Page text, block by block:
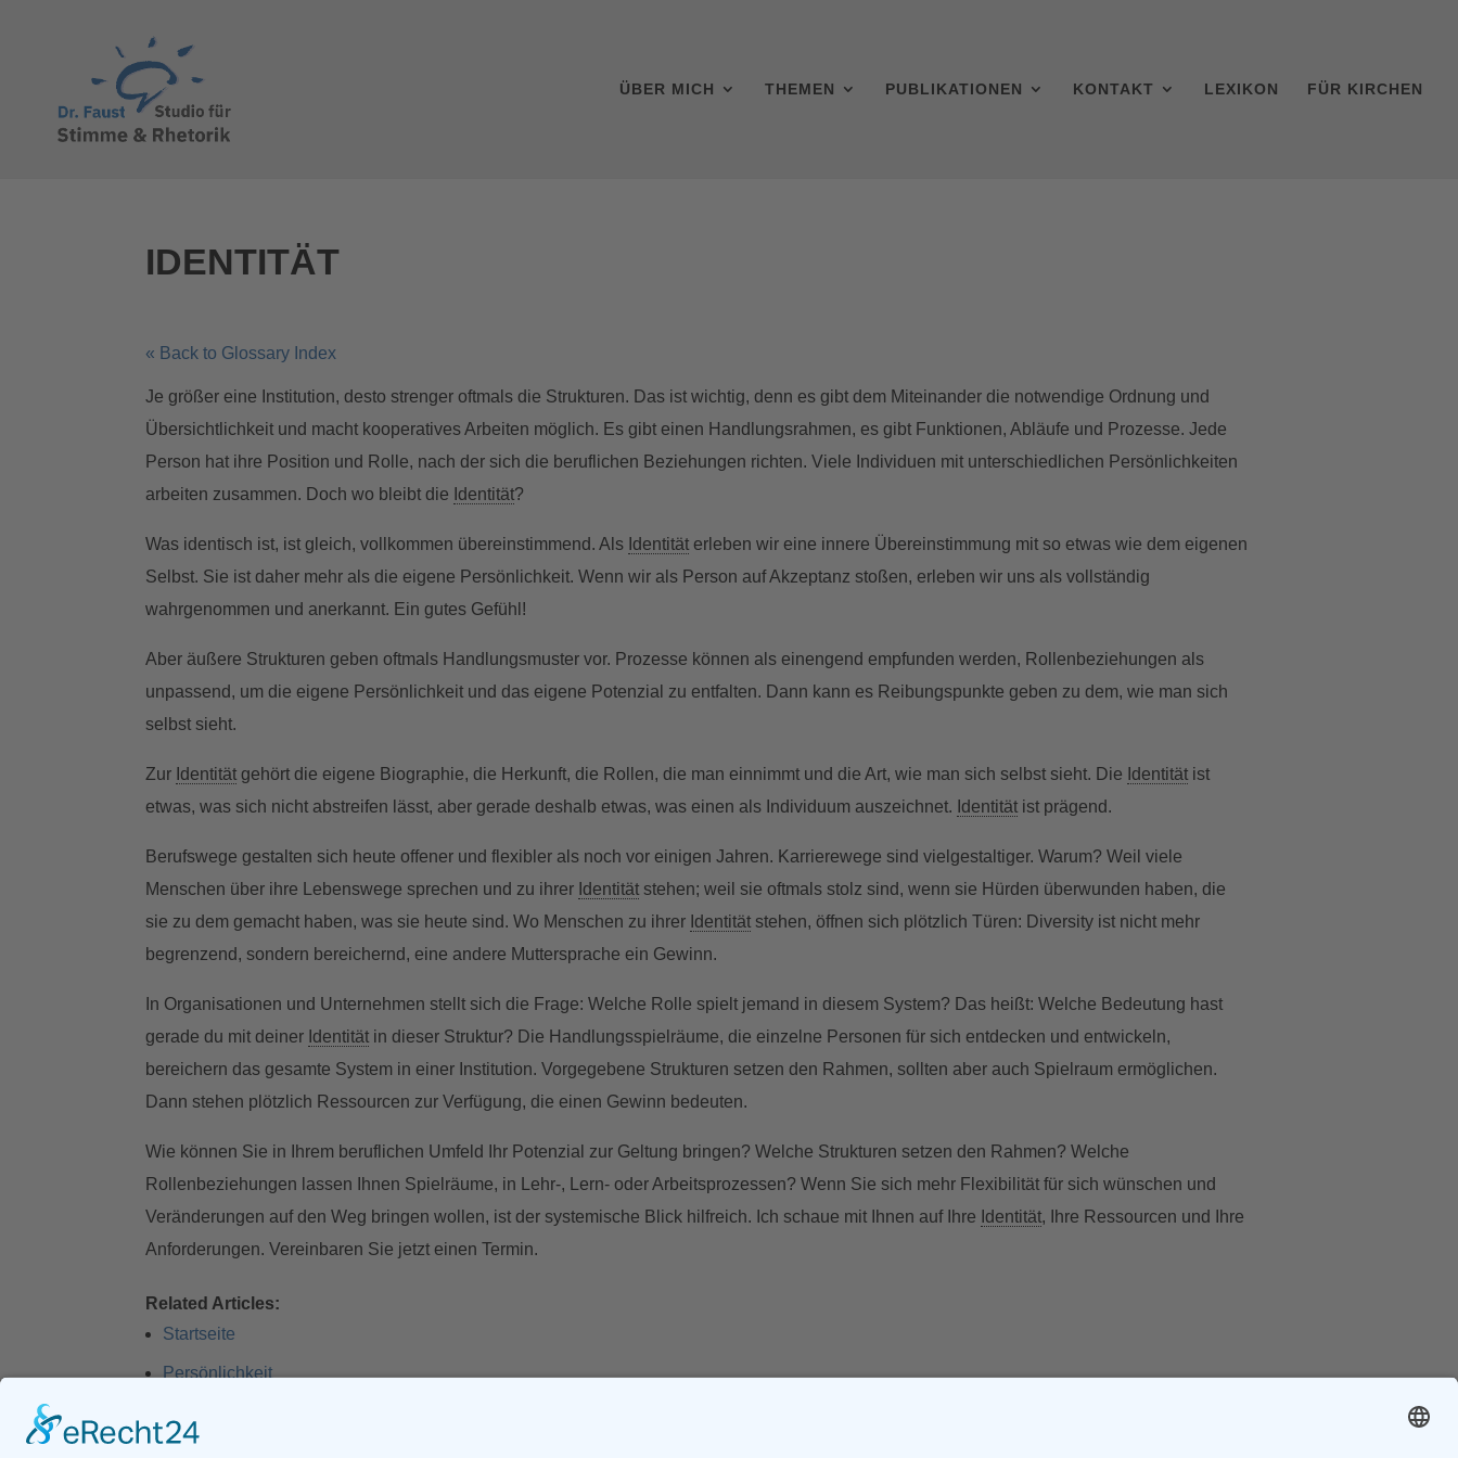
ÜBER MICH THEMEN PUBLIKATIONEN KONTAKT LEXIKON FÜR KIRCHEN
IDENTITÄT
« Back to Glossary Index
Je größer eine Institution, desto strenger oftmals die Strukturen. Das ist wichtig, denn es gibt dem Miteinander die notwendige Ordnung und
Übersichtlichkeit und macht kooperatives Arbeiten möglich. Es gibt einen Handlungsrahmen, es gibt Funktionen, Abläufe und Prozesse. Jede
Person hat ihre Position und Rolle, nach der sich die beruflichen Beziehungen richten. Viele Individuen mit unterschiedlichen Persönlichkeiten
arbeiten zusammen. Doch wo bleibt die Identität?
Was identisch ist, ist gleich, vollkommen übereinstimmend. Als Identität erleben wir eine innere Übereinstimmung mit so etwas wie dem eigenen
Selbst. Sie ist daher mehr als die eigene Persönlichkeit. Wenn wir als Person auf Akzeptanz stoßen, erleben wir uns als vollständig
wahrgenommen und anerkannt. Ein gutes Gefühl!
Aber äußere Strukturen geben oftmals Handlungsmuster vor. Prozesse können als einengend empfunden werden, Rollenbeziehungen als
unpassend, um die eigene Persönlichkeit und das eigene Potenzial zu entfalten. Dann kann es Reibungspunkte geben zu dem, wie man sich
selbst sieht.
Zur Identität gehört die eigene Biographie, die Herkunft, die Rollen, die man einnimmt und die Art, wie man sich selbst sieht. Die Identität ist
etwas, was sich nicht abstreifen lässt, aber gerade deshalb etwas, was einen als Individuum auszeichnet. Identität ist prägend.
Berufswege gestalten sich heute offener und flexibler als noch vor einigen Jahren. Karrierewege sind vielgestaltiger. Warum? Weil viele
Menschen über ihre Lebenswege sprechen und zu ihrer Identität stehen; weil sie oftmals stolz sind, wenn sie Hürden überwunden haben, die
sie zu dem gemacht haben, was sie heute sind. Wo Menschen zu ihrer Identität stehen, öffnen sich plötzlich Türen: Diversity ist nicht mehr
begrenzend, sondern bereichernd, eine andere Muttersprache ein Gewinn.
In Organisationen und Unternehmen stellt sich die Frage: Welche Rolle spielt jemand in diesem System? Das heißt: Welche Bedeutung hast
gerade du mit deiner Identität in dieser Struktur? Die Handlungsspielräume, die einzelne Personen für sich entdecken und entwickeln,
bereichern das gesamte System in einer Institution. Vorgegebene Strukturen setzen den Rahmen, sollten aber auch Spielraum ermöglichen.
Dann stehen plötzlich Ressourcen zur Verfügung, die einen Gewinn bedeuten.
Wie können Sie in Ihrem beruflichen Umfeld Ihr Potenzial zur Geltung bringen? Welche Strukturen setzen den Rahmen? Welche
Rollenbeziehungen lassen Ihnen Spielräume, in Lehr-, Lern- oder Arbeitsprozessen? Wenn Sie sich mehr Flexibilität für sich wünschen und
Veränderungen auf den Weg bringen wollen, ist der systemische Blick hilfreich. Ich schaue mit Ihnen auf Ihre Identität, Ihre Ressourcen und Ihre
Anforderungen. Vereinbaren Sie jetzt einen Termin.
Related Articles:
Startseite
Persönlichkeit